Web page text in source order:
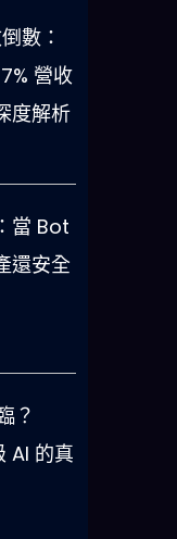
數：
營收
度解析
當 Bot
還安全
？
AI 的真